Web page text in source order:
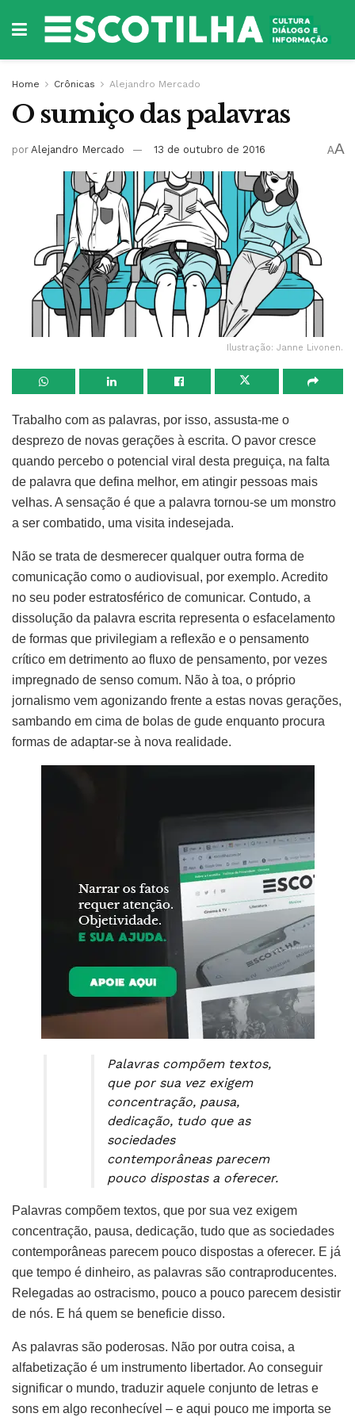
Home Crônicas Alejandro Mercado
O sumiço das palavras
por Alejandro Mercado 13 de outubro de 2016 AA
Ilustração: Janne Livonen.
Trabalho com as palavras, por isso, assusta-me o
desprezo de novas gerações à escrita. O pavor cresce
quando percebo o potencial viral desta preguiça, na falta
de palavra que defina melhor, em atingir pessoas mais
velhas. A sensação é que a palavra tornou-se um monstro
a ser combatido, uma visita indesejada.
Não se trata de desmerecer qualquer outra forma de
comunicação como o audiovisual, por exemplo. Acredito
no seu poder estratosférico de comunicar. Contudo, a
dissolução da palavra escrita representa o esfacelamento
de formas que privilegiam a reflexão e o pensamento
crítico em detrimento ao fluxo de pensamento, por vezes
impregnado de senso comum. Não à toa, o próprio
jornalismo vem agonizando frente a estas novas gerações,
sambando em cima de bolas de gude enquanto procura
formas de adaptar-se à nova realidade.
Palavras compõem textos,
que por sua vez exigem
concentração, pausa,
dedicação, tudo que as
sociedades
contemporâneas parecem
pouco dispostas a oferecer.
Palavras compõem textos, que por sua vez exigem
concentração, pausa, dedicação, tudo que as sociedades
contemporâneas parecem pouco dispostas a oferecer. E já
que tempo é dinheiro, as palavras são contraproducentes.
Relegadas ao ostracismo, pouco a pouco parecem desistir
de nós. E há quem se beneficie disso.
As palavras são poderosas. Não por outra coisa, a
alfabetização é um instrumento libertador. Ao conseguir
significar o mundo, traduzir aquele conjunto de letras e
sons em algo reconhecível – e aqui pouco me importa se